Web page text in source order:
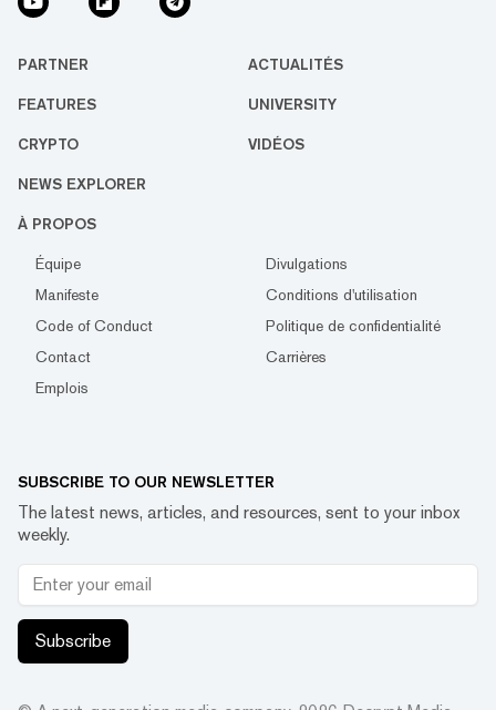
PARTNER ACTUALITÉS
FEATURES UNIVERSITY
CRYPTO VIDÉOS
NEWS EXPLORER
À PROPOS
Équipe
Divulgations
Manifeste
Conditions d'utilisation
Code of Conduct
Politique de confidentialité
Contact
Carrières
Emplois
SUBSCRIBE TO OUR NEWSLETTER
The latest news, articles, and resources, sent to your inbox
weekly.
Subscribe